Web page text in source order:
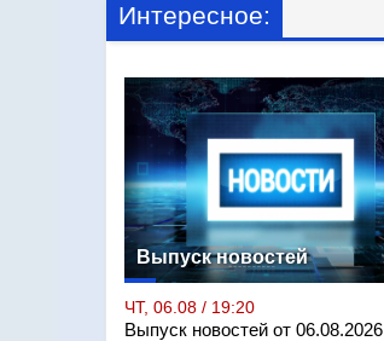
Интересное:
Выпуск новостей
ЧТ, 06.08 / 19:20
Выпуск новостей от 06.08.2026